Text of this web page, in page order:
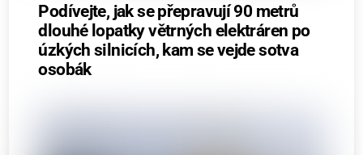
Podívejte, jak se přepravují 90 metrů
dlouhé lopatky větrných elektráren po
úzkých silnicích, kam se vejde sotva
osobák